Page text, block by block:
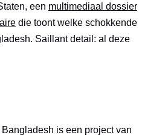
een multimediaal dossier
die toont welke schokkende
Saillant detail: al deze
is een project van